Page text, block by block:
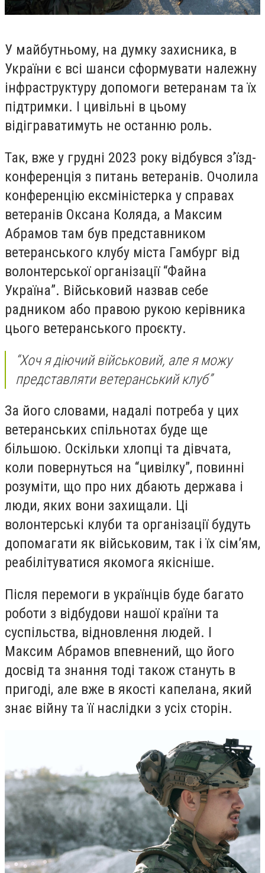
У майбутньому, на думку захисника, в
України є всі шанси сформувати належну
інфраструктуру допомоги ветеранам та їх
підтримки. І цивільні в цьому
відіграватимуть не останню роль.
Так, вже у грудні 2023 року відбувся зʼїзд-
конференція з питань ветеранів. Очолила
конференцію ексміністерка у справах
ветеранів Оксана Коляда, а Максим
Абрамов там був представником
ветеранського клубу міста Гамбург від
волонтерської організації “Файна
Україна”. Військовий назвав себе
радником або правою рукою керівника
цього ветеранського проєкту.
“Хоч я діючий військовий, але я можу
представляти ветеранський клуб”
За його словами, надалі потреба у цих
ветеранських спільнотах буде ще
більшою. Оскільки хлопці та дівчата,
коли повернуться на “цивілку”, повинні
розуміти, що про них дбають держава і
люди, яких вони захищали. Ці
волонтерські клуби та організації будуть
допомагати як військовим, так і їх сімʼям,
реабілітуватися якомога якісніше.
Після перемоги в українців буде багато
роботи з відбудови нашої країни та
суспільства, відновлення людей. І
Максим Абрамов впевнений, що його
досвід та знання тоді також стануть в
пригоді, але вже в якості капелана, який
знає війну та її наслідки з усіх сторін.